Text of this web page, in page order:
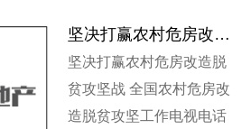
坚决打赢农村危房改造脱贫攻坚战 全国农村危房改造脱贫攻坚工作电视电话会议召开
坚决打赢农村危房改造脱
贫攻坚战 全国农村危房改
造脱贫攻坚工作电视电话